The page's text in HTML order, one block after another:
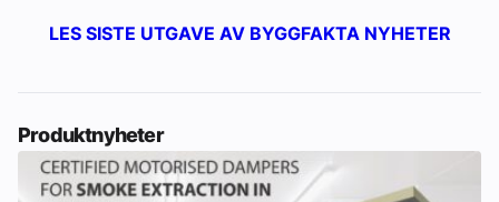
LES SISTE UTGAVE AV BYGGFAKTA NYHETER
Produktnyheter